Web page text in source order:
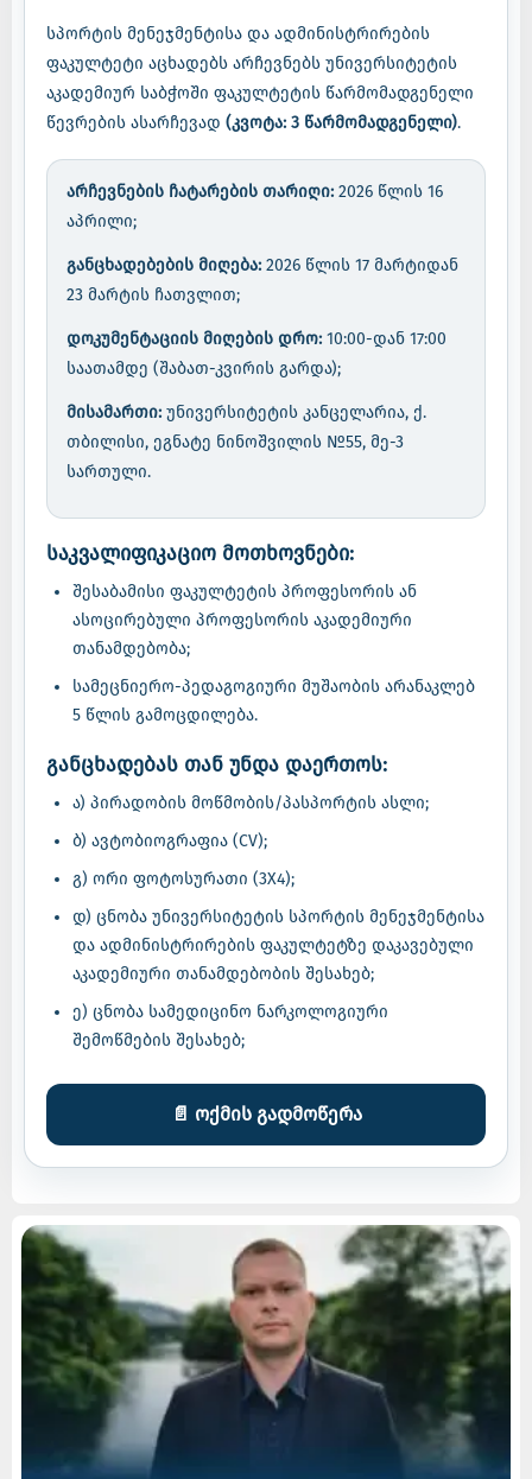
სპორტის მენეჯმენტისა და ადმინისტრირების
ფაკულტეტი აცხადებს არჩევნებს უნივერსიტეტის
აკადემიურ საბჭოში ფაკულტეტის წარმომადგენელი
წევრების ასარჩევად (კვოტა: 3 წარმომადგენელი).
არჩევნების ჩატარების თარიღი: 2026 წლის 16
აპრილი;
განცხადებების მიღება: 2026 წლის 17 მარტიდან
23 მარტის ჩათვლით;
დოკუმენტაციის მიღების დრო: 10:00-დან 17:00
საათამდე (შაბათ-კვირის გარდა);
მისამართი: უნივერსიტეტის კანცელარია, ქ.
თბილისი, ეგნატე ნინოშვილის №55, მე-3
სართული.
საკვალიფიკაციო მოთხოვნები:
შესაბამისი ფაკულტეტის პროფესორის ან
ასოცირებული პროფესორის აკადემიური
თანამდებობა;
სამეცნიერო-პედაგოგიური მუშაობის არანაკლებ
5 წლის გამოცდილება.
განცხადებას თან უნდა დაერთოს:
ა) პირადობის მოწმობის/პასპორტის ასლი;
ბ) ავტობიოგრაფია (CV);
გ) ორი ფოტოსურათი (3X4);
დ) ცნობა უნივერსიტეტის სპორტის მენეჯმენტისა
და ადმინისტრირების ფაკულტეტზე დაკავებული
აკადემიური თანამდებობის შესახებ;
ე) ცნობა სამედიცინო ნარკოლოგიური
შემოწმების შესახებ;
📄 ოქმის გადმოწერა